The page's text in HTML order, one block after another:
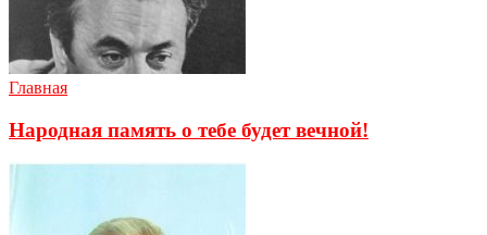
Главная
Народная память о тебе будет вечной!